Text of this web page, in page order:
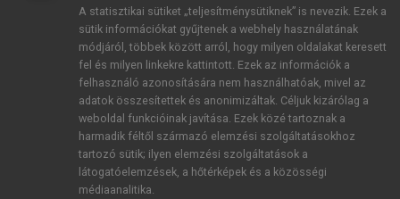
ÚJ FIÓK LÉTREHOZÁSA
1 óra díjmentes hozzáférés
E-MAIL-CÍM
A statisztikai sütiket „teljesítménysütiknek” is nevezik. Ezek a
sütik információkat gyűjtenek a webhely használatának
módjáról, többek között arról, hogy milyen oldalakat keresett
fel és milyen linkekre kattintott. Ezek az információk a
felhasználó azonosítására nem használhatóak, mivel az
adatok összesítettek és anonimizáltak. Céljuk kizárólag a
weboldal funkcióinak javítása. Ezek közé tartoznak a
harmadik féltől származó elemzési szolgáltatásokhoz
tartozó sütik; ilyen elemzési szolgáltatások a
látogatóelemzések, a hőtérképek és a közösségi
médiaanalitika.